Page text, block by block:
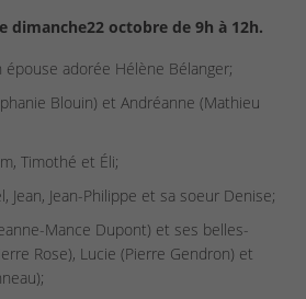
dimanche22 octobre de 9h à 12h.
adorée Hélène Bélanger;
Blouin) et Andréanne (Mathieu
Timothé et Éli;
Jean, Jean-Philippe et sa soeur Denise;
Mance Dupont) et ses belles-
Rose), Lucie (Pierre Gendron) et